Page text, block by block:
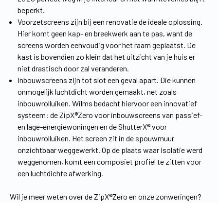
beperkt.
Voorzetscreens zijn bij een renovatie de ideale oplossing.
Hier komt geen kap- en breekwerk aan te pas, want de
screens worden eenvoudig voor het raam geplaatst. De
kast is bovendien zo klein dat het uitzicht van je huis er
niet drastisch door zal veranderen.
Inbouwscreens zijn tot slot een geval apart. Die kunnen
onmogelijk luchtdicht worden gemaakt, net zoals
inbouwrolluiken. Wilms bedacht hiervoor een innovatief
systeem: de ZipX®Zero voor inbouwscreens van passief-
en lage-energiewoningen en de ShutterX® voor
inbouwrolluiken. Het screen zit in de spouwmuur
onzichtbaar weggewerkt. Op de plaats waar isolatie werd
weggenomen, komt een composiet profiel te zitten voor
een luchtdichte afwerking.
Wil je meer weten over de ZipX®Zero en onze zonweringen?